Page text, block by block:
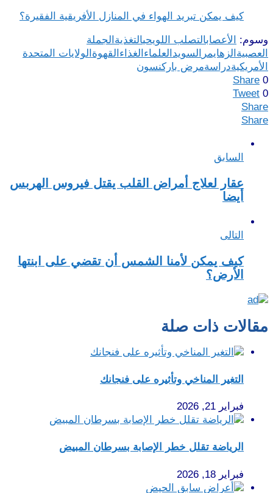
كيف يمكن تبريد الهواء في المنازل الأفريقية الفقيرة؟
وسوم: الأعصابالتصلب اللويحيالتغذية الجملة
العصبية الزهايمر السويد العلماء الغذاء القهوة الولايات المتحدة
الأمريكيةدراسةمرض باركنسون
Share 0
Tweet 0
Share
Share
السابق
عقار لعلاج أمراض القلب يقتل فيروس الهربس
أيضا
التالى
كيف يمكن لأمنا الشمس أن تقضي على ابنتها
الأرض؟
مقالات ذات صلة
التغير المناخي وتأثيره على فنجانك
فبراير 21, 2026
الرياضة تقلل خطر الإصابة بسرطان المبيض
فبراير 18, 2026